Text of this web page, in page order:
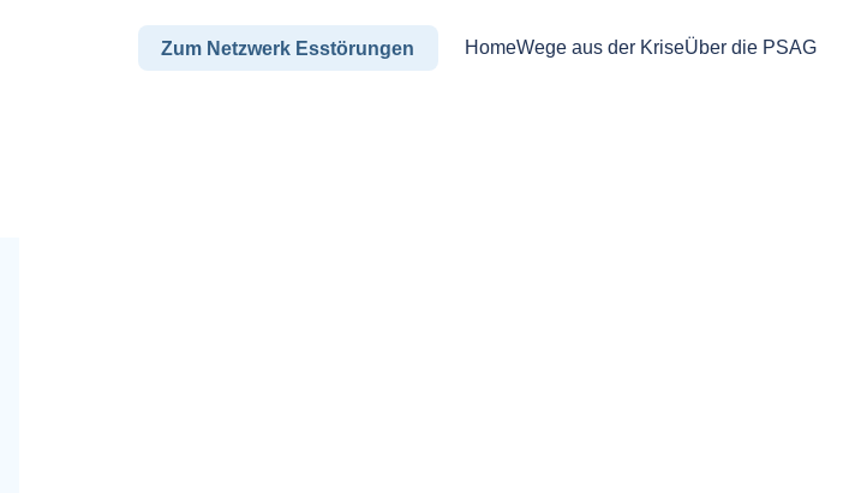
Zum Netzwerk Esstörungen HomeWege aus der KriseÜber die PSAG